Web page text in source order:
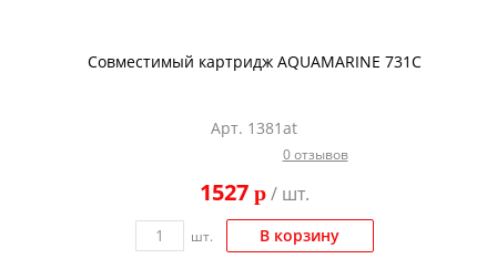
Konica Minolta
Совместимый картридж AQUAMARINE 731C
Арт. 1381at
0 отзывов
1527 p/ шт.
шт. В корзину